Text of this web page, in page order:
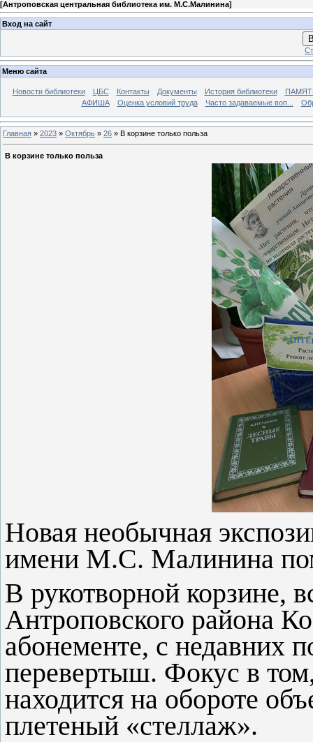
[Антроповская центральная библиотека им. М.С.Малинина]
Вход на сайт
Меню сайта
Новости библиотеки ЦБС Контакты Документы История библиотеки
АФИША
Оценка условий труда Часто задаваемые воп...
Главная » 2023 » Октябрь » 26 » В корзине только польза
В корзине только польза
Новая необычная
имени М.С. Малинина
В рукотворной корзине,
Антроповского района
абонементе, с недавних
перевертыш. Фокус в
находится на обороте
плетеный «стеллаж».